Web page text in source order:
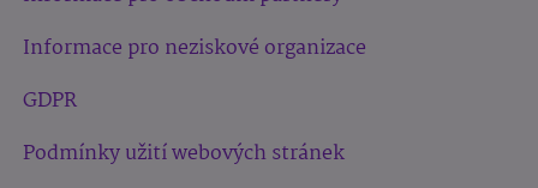
Informace pro neziskové organizace
GDPR
Podmínky užití webových stránek